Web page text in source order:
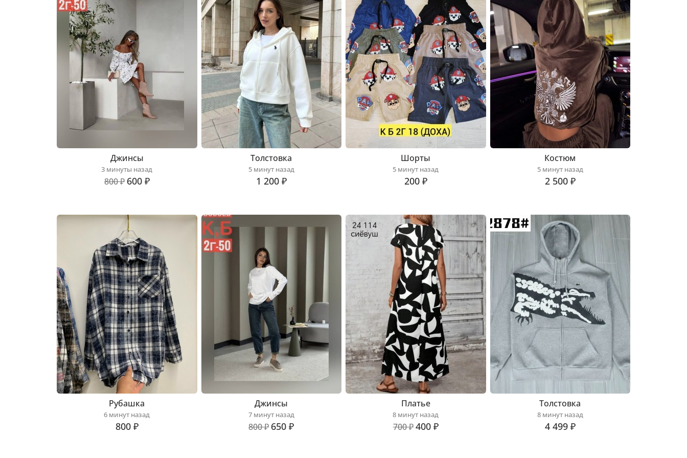
Джинсы
3 минуты назад
800 ₽ 600 ₽
Толстовка
5 минут назад
1 200 ₽
Шорты
5 минут назад
200 ₽
Костюм
5 минут назад
2 500 ₽
Рубашка
6 минут назад
800 ₽
Джинсы
7 минут назад
800 ₽ 650 ₽
Платье
8 минут назад
700 ₽400 ₽
Толстовка
8 минут назад
4 499 ₽